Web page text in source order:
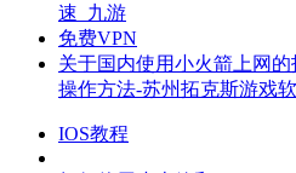
速_九游
免费VPN
关于国内使用小火箭上网
操作方法-苏州拓克斯游戏
IOS教程